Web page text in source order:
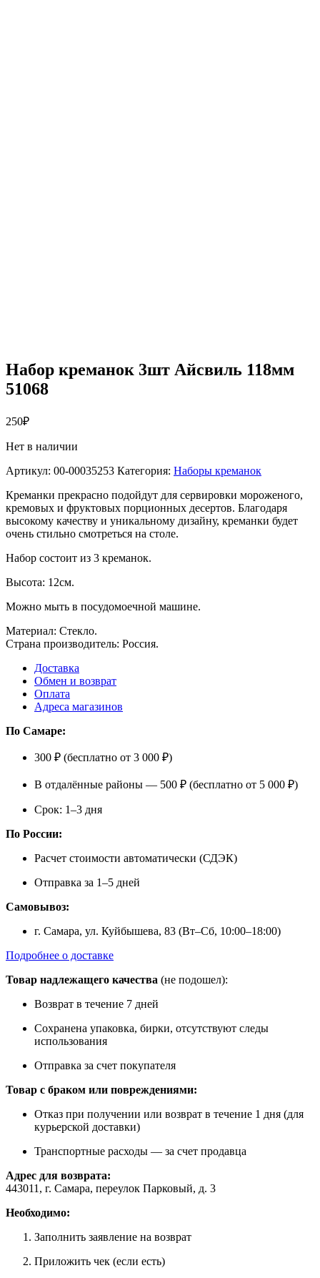
Набор креманок 3шт Айсвиль 118мм
51068
250₽
Нет в наличии
Артикул: 00-00035253 Категория: Наборы креманок
Креманки прекрасно подойдут для сервировки мороженого,
кремовых и фруктовых порционных десертов. Благодаря
высокому качеству и уникальному дизайну, креманки будет
очень стильно смотреться на столе.
Набор состоит из 3 креманок.
Высота: 12см.
Можно мыть в посудомоечной машине.
Материал: Стекло.
Страна производитель: Россия.
Доставка
Обмен и возврат
Оплата
Адреса магазинов
По Самаре:
300 ₽ (бесплатно от 3 000 ₽)
В отдалённые районы — 500 ₽ (бесплатно от 5 000 ₽)
Срок: 1–3 дня
По России:
Расчет стоимости автоматически (СДЭК)
Отправка за 1–5 дней
Самовывоз:
г. Самара, ул. Куйбышева, 83 (Вт–Сб, 10:00–18:00)
Подробнее о доставке
Товар надлежащего качества (не подошел):
Возврат в течение 7 дней
Сохранена упаковка, бирки, отсутствуют следы
использования
Отправка за счет покупателя
Товар с браком или повреждениями:
Отказ при получении или возврат в течение 1 дня (для
курьерской доставки)
Транспортные расходы — за счет продавца
Адрес для возврата:
443011, г. Самара, переулок Парковый, д. 3
Необходимо:
Заполнить заявление на возврат
Приложить чек (если есть)